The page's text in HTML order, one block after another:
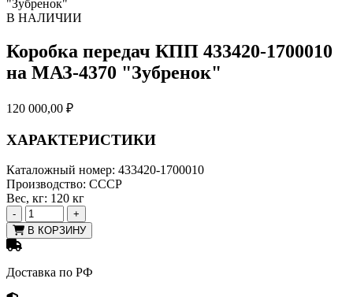
В НАЛИЧИИ
Коробка передач КПП 433420-1700010
на МАЗ-4370 "Зубренок"
120 000,00 ₽
ХАРАКТЕРИСТИКИ
Каталожный номер: 433420-1700010
Производство: СССР
Вес, кг: 120 кг
-
+
В КОРЗИНУ
Доставка по РФ